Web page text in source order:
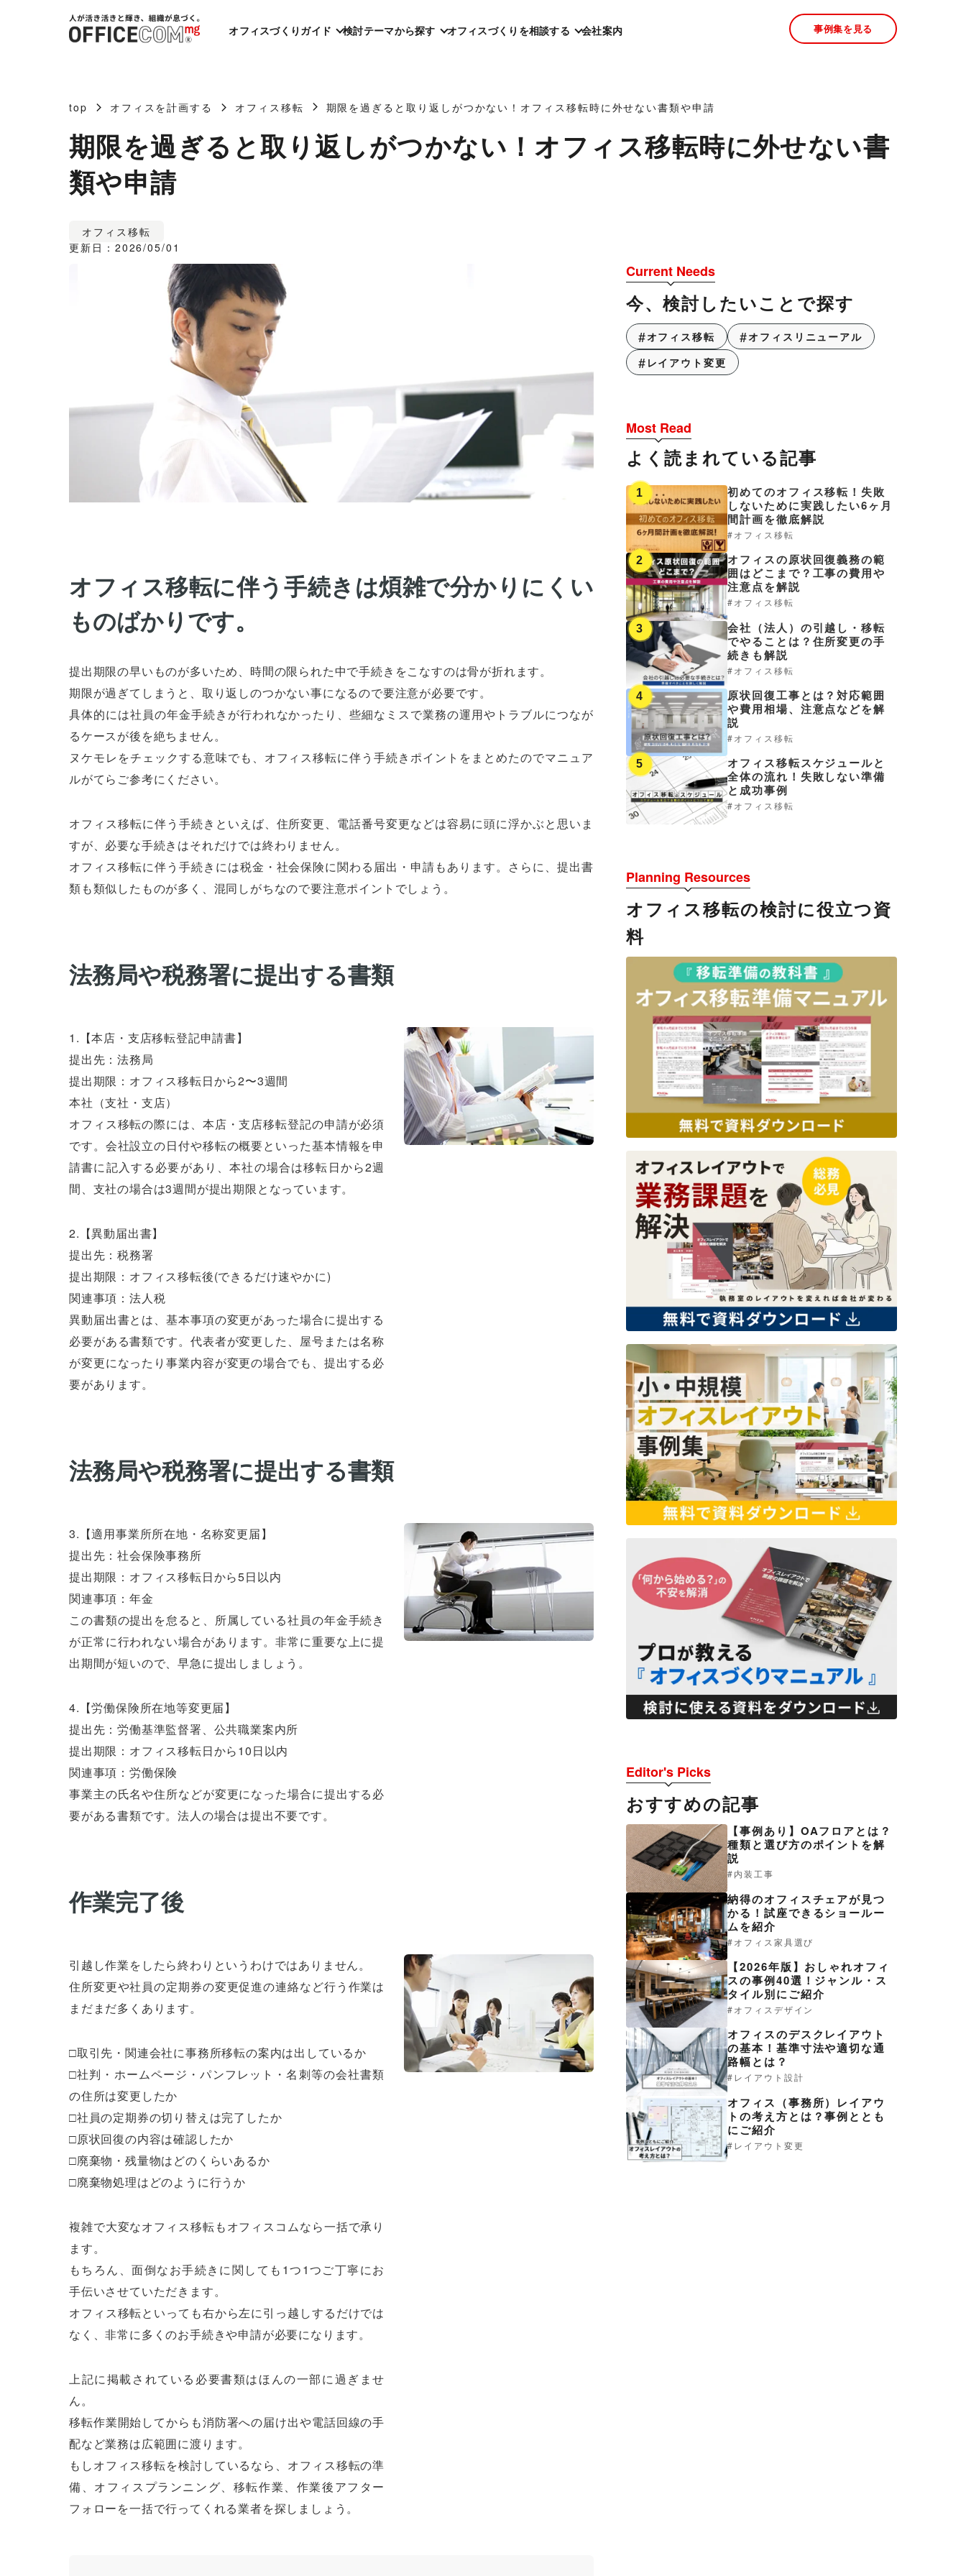
オフィスづくりガイド 検討テーマから探す オフィスづくりを相談する 会社案内 事例集を見る
top オフィスを計画する オフィス移転 期限を過ぎると取り返しがつかない！オフィス移転時に外せない書類や申請
期限を過ぎると取り返しがつかない！オフィス移転時に外せない書
類や申請
オフィス移転
更新日：2026/05/01
オフィス移転に伴う手続きは煩雑で分かりにくい
ものばかりです。
提出期限の早いものが多いため、時間の限られた中で手続きをこなすのは骨が折れます。
期限が過ぎてしまうと、取り返しのつかない事になるので要注意が必要です。
具体的には社員の年金手続きが行われなかったり、些細なミスで業務の運用やトラブルにつなが
るケースが後を絶ちません。
ヌケモレをチェックする意味でも、オフィス移転に伴う手続きポイントをまとめたのでマニュア
ルがてらご参考にください。
オフィス移転に伴う手続きといえば、住所変更、電話番号変更などは容易に頭に浮かぶと思いま
すが、必要な手続きはそれだけでは終わりません。
オフィス移転に伴う手続きには税金・社会保険に関わる届出・申請もあります。さらに、提出書
類も類似したものが多く、混同しがちなので要注意ポイントでしょう。
法務局や税務署に提出する書類
1.【本店・支店移転登記申請書】
提出先：法務局
提出期限：オフィス移転日から2〜3週間
本社（支社・支店）
オフィス移転の際には、本店・支店移転登記の申請が必須
です。会社設立の日付や移転の概要といった基本情報を申
請書に記入する必要があり、本社の場合は移転日から2週
間、支社の場合は3週間が提出期限となっています。
2.【異動届出書】
提出先：税務署
提出期限：オフィス移転後(できるだけ速やかに)
関連事項：法人税
異動届出書とは、基本事項の変更があった場合に提出する
必要がある書類です。代表者が変更した、屋号または名称
が変更になったり事業内容が変更の場合でも、提出する必
要があります。
法務局や税務署に提出する書類
3.【適用事業所所在地・名称変更届】
提出先：社会保険事務所
提出期限：オフィス移転日から5日以内
関連事項：年金
この書類の提出を怠ると、所属している社員の年金手続き
が正常に行われない場合があります。非常に重要な上に提
出期間が短いので、早急に提出しましょう。
4.【労働保険所在地等変更届】
提出先：労働基準監督署、公共職業案内所
提出期限：オフィス移転日から10日以内
関連事項：労働保険
事業主の氏名や住所などが変更になった場合に提出する必
要がある書類です。法人の場合は提出不要です。
作業完了後
引越し作業をしたら終わりというわけではありません。
住所変更や社員の定期券の変更促進の連絡など行う作業は
まだまだ多くあります。
□取引先・関連会社に事務所移転の案内は出しているか
□社判・ホームページ・パンフレット・名刺等の会社書類
の住所は変更したか
□社員の定期券の切り替えは完了したか
□原状回復の内容は確認したか
□廃棄物・残量物はどのくらいあるか
□廃棄物処理はどのように行うか
複雑で大変なオフィス移転もオフィスコムなら一括で承り
ます。
もちろん、面倒なお手続きに関しても1つ1つご丁寧にお
手伝いさせていただきます。
オフィス移転といっても右から左に引っ越しするだけでは
なく、非常に多くのお手続きや申請が必要になります。
上記に掲載されている必要書類はほんの一部に過ぎませ
ん。
移転作業開始してからも消防署への届け出や電話回線の手
配など業務は広範囲に渡ります。
もしオフィス移転を検討しているなら、オフィス移転の準
備、オフィスプランニング、移転作業、作業後アフター
フォローを一括で行ってくれる業者を探しましょう。
Current Needs
今、検討したいことで探す
オフィス移転
オフィスリニューアル
レイアウト変更
Most Read
よく読まれている記事
1
初めてのオフィス移転！失敗
しないために実践したい6ヶ月
間計画を徹底解説
オフィス移転
2
オフィスの原状回復義務の範
囲はどこまで？工事の費用や
注意点を解説
オフィス移転
3
会社（法人）の引越し・移転
でやることは？住所変更の手
続きも解説
オフィス移転
4
原状回復工事とは？対応範囲
や費用相場、注意点などを解
説
オフィス移転
5
オフィス移転スケジュールと
全体の流れ！失敗しない準備
と成功事例
オフィス移転
Planning Resources
オフィス移転の検討に役立つ資
料
Editor's Picks
おすすめの記事
【事例あり】OAフロアとは？
種類と選び方のポイントを解
説
内装工事
納得のオフィスチェアが見つ
かる！試座できるショールー
ムを紹介
オフィス家具選び
【2026年版】おしゃれオフィ
スの事例40選！ジャンル・ス
タイル別にご紹介
オフィスデザイン
オフィスのデスクレイアウト
の基本！基準寸法や適切な通
路幅とは？
レイアウト設計
オフィス（事務所）レイアウ
トの考え方とは？事例ととも
にご紹介
レイアウト変更